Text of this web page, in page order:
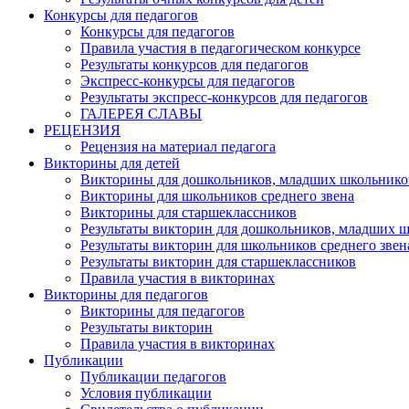
Конкурсы для педагогов
Конкурсы для педагогов
Правила участия в педагогическом конкурсе
Результаты конкурсов для педагогов
Экспресс-конкурсы для педагогов
Результаты экспресс-конкурсов для педагогов
ГАЛЕРЕЯ СЛАВЫ
РЕЦЕНЗИЯ
Рецензия на материал педагога
Викторины для детей
Викторины для дошкольников, младших
Викторины для школьников среднего звена
Викторины для старшеклассников
Результаты викторин для дошкольников, младших
Результаты викторин для школьников среднего
Результаты викторин для старшеклассников
Правила участия в викторинах
Викторины для педагогов
Викторины для педагогов
Результаты викторин
Правила участия в викторинах
Публикации
Публикации педагогов
Условия публикации